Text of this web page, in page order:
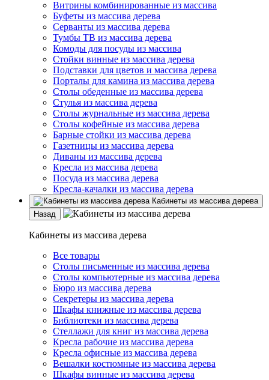
Витрины комбинированные из массива
Буфеты из массива дерева
Серванты из массива дерева
Тумбы ТВ из массива дерева
Комоды для посуды из массива
Стойки винные из массива дерева
Подставки для цветов и массива дерева
Порталы для камина из массива дерева
Столы обеденные из массива дерева
Стулья из массива дерева
Столы журнальные из массива дерева
Столы кофейные из массива дерева
Барные стойки из массива дерева
Газетницы из массива дерева
Диваны из массива дерева
Кресла из массива дерева
Посуда из массива дерева
Кресла-качалки из массива дерева
Кабинеты из массива дерева
Назад
Кабинеты из массива дерева
Все товары
Столы письменные из массива дерева
Столы компьютерные из массива дерева
Бюро из массива дерева
Секретеры из массива дерева
Шкафы книжные из массива дерева
Библиотеки из массива дерева
Стеллажи для книг из массива дерева
Кресла рабочие из массива дерева
Кресла офисные из массива дерева
Вешалки костюмные из массива дерева
Шкафы винные из массива дерева